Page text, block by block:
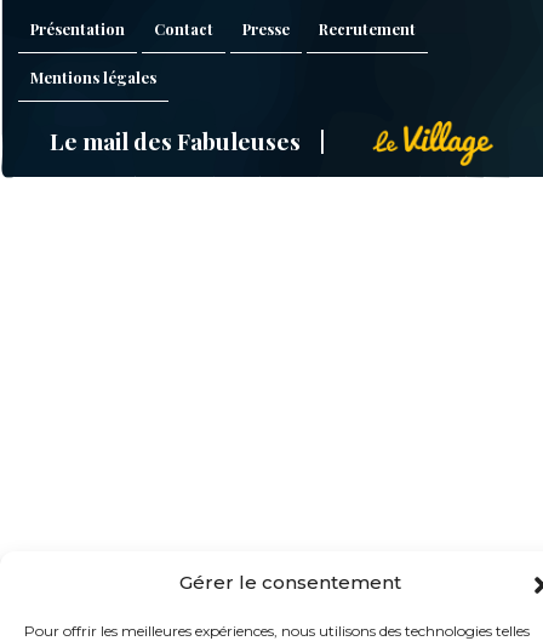
Gérer le consentement
Pour offrir les meilleures expériences, nous utilisons des technologies telles
Présentation Contact Presse Recrutement
Mentions légales
Le mail des Fabuleuses